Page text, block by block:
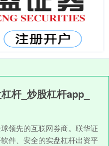
杆_炒股杠杆app_
领先的互联网券商。联华证
件、安全的实盘杠杆出资平